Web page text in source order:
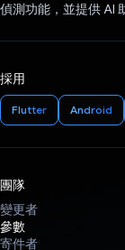
偵測功能，並提供 AI
採用
Flutter Android
團隊
變更者
參數
寄件者